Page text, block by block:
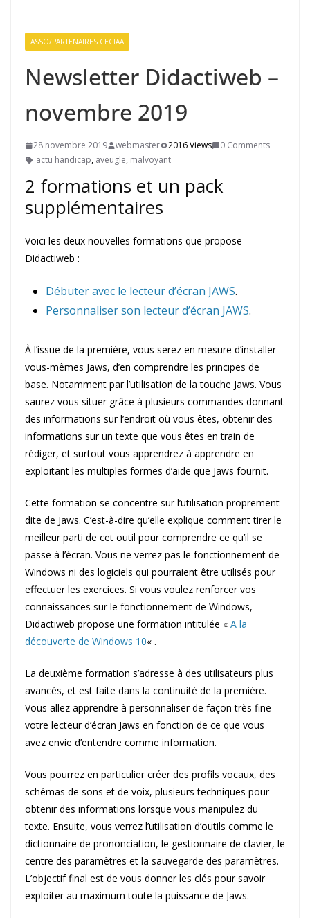
ASSO/PARTENAIRES CECIAA
Newsletter Didactiweb –
novembre 2019
28 novembre 2019 webmaster 2016 Views
0 Comments
actu handicap, aveugle, malvoyant
2 formations et un pack
supplémentaires
Voici les deux nouvelles formations que propose
Didactiweb :
Débuter avec le lecteur d’écran JAWS.
Personnaliser son lecteur d’écran JAWS.
À l’issue de la première, vous serez en mesure d’installer
vous-mêmes Jaws, d’en comprendre les principes de
base. Notamment par l’utilisation de la touche Jaws. Vous
saurez vous situer grâce à plusieurs commandes donnant
des informations sur l’endroit où vous êtes, obtenir des
informations sur un texte que vous êtes en train de
rédiger, et surtout vous apprendrez à apprendre en
exploitant les multiples formes d’aide que Jaws fournit.
Cette formation se concentre sur l’utilisation proprement
dite de Jaws. C’est-à-dire qu’elle explique comment tirer le
meilleur parti de cet outil pour comprendre ce qu’il se
passe à l’écran. Vous ne verrez pas le fonctionnement de
Windows ni des logiciels qui pourraient être utilisés pour
effectuer les exercices. Si vous voulez renforcer vos
connaissances sur le fonctionnement de Windows,
Didactiweb propose une formation intitulée « A la
découverte de Windows 10« .
La deuxième formation s’adresse à des utilisateurs plus
avancés, et est faite dans la continuité de la première.
Vous allez apprendre à personnaliser de façon très fine
votre lecteur d’écran Jaws en fonction de ce que vous
avez envie d’entendre comme information.
Vous pourrez en particulier créer des profils vocaux, des
schémas de sons et de voix, plusieurs techniques pour
obtenir des informations lorsque vous manipulez du
texte. Ensuite, vous verrez l’utilisation d’outils comme le
dictionnaire de prononciation, le gestionnaire de clavier, le
centre des paramètres et la sauvegarde des paramètres.
L’objectif final est de vous donner les clés pour savoir
exploiter au maximum toute la puissance de Jaws.